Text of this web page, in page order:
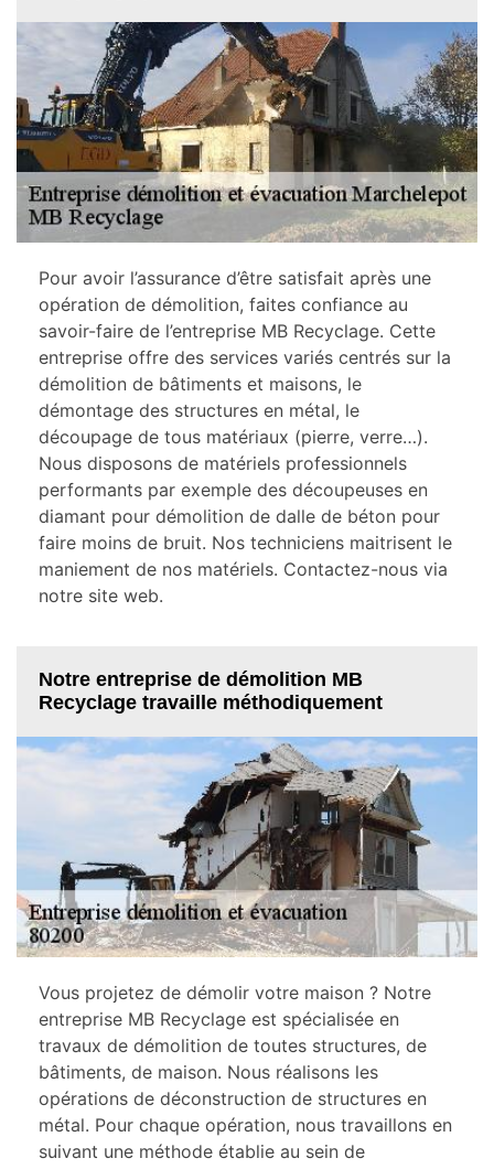
Pour avoir l’assurance d’être satisfait après une
opération de démolition, faites confiance au
savoir-faire de l’entreprise MB Recyclage. Cette
entreprise offre des services variés centrés sur la
démolition de bâtiments et maisons, le
démontage des structures en métal, le
découpage de tous matériaux (pierre, verre…).
Nous disposons de matériels professionnels
performants par exemple des découpeuses en
diamant pour démolition de dalle de béton pour
faire moins de bruit. Nos techniciens maitrisent le
maniement de nos matériels. Contactez-nous via
notre site web.
Notre entreprise de démolition MB
Recyclage travaille méthodiquement
Vous projetez de démolir votre maison ? Notre
entreprise MB Recyclage est spécialisée en
travaux de démolition de toutes structures, de
bâtiments, de maison. Nous réalisons les
opérations de déconstruction de structures en
métal. Pour chaque opération, nous travaillons en
suivant une méthode établie au sein de